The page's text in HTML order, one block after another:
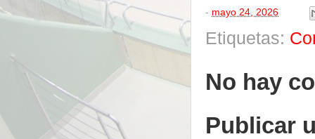
- mayo 24, 2026
Etiquetas:
No hay
Publicar